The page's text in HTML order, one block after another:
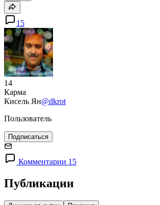
15
14
Карма
Кисель Ян@dkrot
Пользователь
Подписаться
Комментарии 15
Публикации